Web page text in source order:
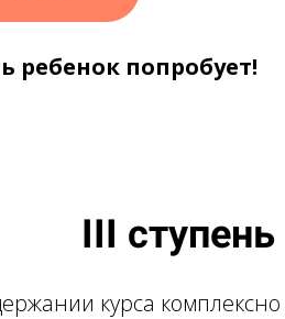
ребенок попробует!
III
курса